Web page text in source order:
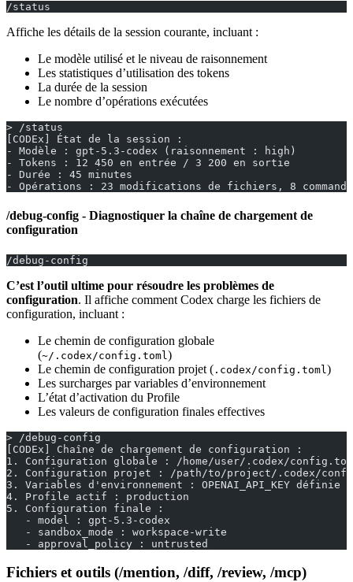
/status
Affiche les détails de la session courante, incluant :
Le modèle utilisé et le niveau de raisonnement
Les statistiques d’utilisation des tokens
La durée de la session
Le nombre d’opérations exécutées
> /status
[CODEx] État de la session :
- Modèle : gpt-5.3-codex (raisonnement : high)
- Tokens : 12 450 en entrée / 3 200 en sortie
- Durée : 45 minutes
- Opérations : 23 modifications de fichiers, 8
/debug-config - Diagnostiquer la chaîne de chargement de
configuration
/debug-config
C’est l’outil ultime pour résoudre les problèmes de
configuration. Il affiche comment Codex charge les fichiers de
configuration, incluant :
Le chemin de configuration globale
(~/.codex/config.toml )
Le chemin de configuration projet ( .codex/config.toml )
Les surcharges par variables d’environnement
L’état d’activation du Profile
Les valeurs de configuration finales effectives
> /debug-config
[CODEx] Chaîne de chargement de configuration :
1. Configuration globale : /home/user/.codex/
2. Configuration projet : /path/to/project/.codex/
3. Variables d'environnement : OPENAI_API_KEY définie ✓
4. Profile actif : production
5. Configuration finale :
   - model : gpt-5.3-codex
   - sandbox_mode : workspace-write
   - approval_policy : untrusted
Fichiers et outils (/mention, /diff, /review, /mcp)